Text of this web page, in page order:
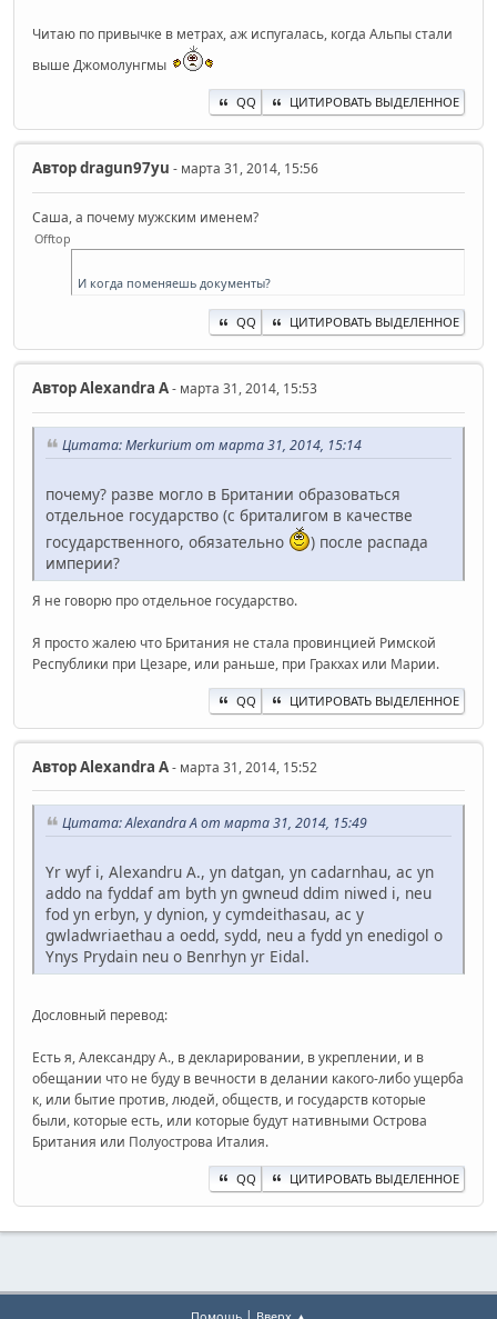
Читаю по привычке в метрах, аж испугалась, когда Альпы стали
выше Джомолунгмы
QQ ЦИТИРОВАТЬ ВЫДЕЛЕННОЕ
Авторdragun97yu - марта 31, 2014, 15:56
Саша, а почему мужским именем?
Offtop
И когда поменяешь документы?
QQ ЦИТИРОВАТЬ ВЫДЕЛЕННОЕ
АвторAlexandra A- марта 31, 2014, 15:53
Цитата: Merkurium от марта 31, 2014, 15:14
почему? разве могло в Британии образоваться
отдельное государство (с бриталигом в качестве
государственного, обязательно
) после распада
империи?
Я не говорю про отдельное государство.
Я просто жалею что Британия не стала провинцией Римской
Республики при Цезаре, или раньше, при Гракхах или Марии.
QQ ЦИТИРОВАТЬ ВЫДЕЛЕННОЕ
АвторAlexandra A- марта 31, 2014, 15:52
Цитата: Alexandra A от марта 31, 2014, 15:49
Yr wyf i, Alexandru A., yn datgan, yn cadarnhau, ac yn
addo na fyddaf am byth yn gwneud ddim niwed i, neu
fod yn erbyn, y dynion, y cymdeithasau, ac y
gwladwriaethau a oedd, sydd, neu a fydd yn enedigol o
Ynys Prydain neu o Benrhyn yr Eidal.
Дословный перевод:
Есть я, Александру А., в декларировании, в укреплении, и в
обещании что не буду в вечности в делании какого-либо ущерба
к, или бытие против, людей, обществ, и государств которые
были, которые есть, или которые будут нативными Острова
Британия или Полуострова Италия.
QQ ЦИТИРОВАТЬ ВЫДЕЛЕННОЕ